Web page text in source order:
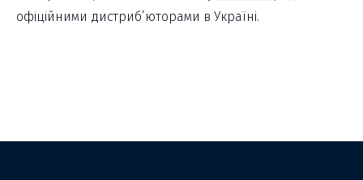
офіційними дистриб’юторами в Україні.